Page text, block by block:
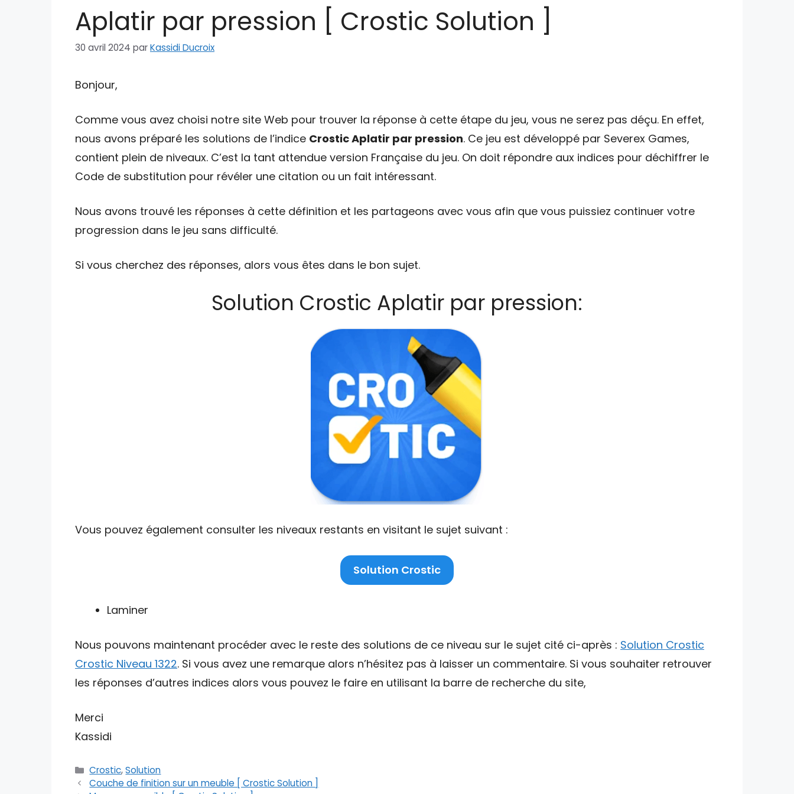
Aplatir par pression [ Crostic Solution ]
30 avril 2024 parKassidi Ducroix
Bonjour,
Comme vous avez choisi notre site Web pour trouver la réponse à cette étape du jeu, vous ne serez pas déçu. En effet,
nous avons préparé les solutions de l’indice Crostic Aplatir par pression. Ce jeu est développé par Severex Games,
contient plein de niveaux. C’est la tant attendue version Française du jeu. On doit répondre aux indices pour déchiffrer le
Code de substitution pour révéler une citation ou un fait intéressant.
Nous avons trouvé les réponses à cette définition et les partageons avec vous afin que vous puissiez continuer votre
progression dans le jeu sans difficulté.
Si vous cherchez des réponses, alors vous êtes dans le bon sujet.
Solution Crostic Aplatir par pression:
Vous pouvez également consulter les niveaux restants en visitant le sujet suivant :
Solution Crostic
Laminer
Nous pouvons maintenant procéder avec le reste des solutions de ce niveau sur le sujet cité ci-après : Solution Crostic
Crostic Niveau 1322. Si vous avez une remarque alors n’hésitez pas à laisser un commentaire. Si vous souhaiter retrouver
les réponses d’autres indices alors vous pouvez le faire en utilisant la barre de recherche du site,
Merci
Kassidi
Catégories
Crostic,Solution
Couche de finition sur un meuble [ Crostic Solution ]